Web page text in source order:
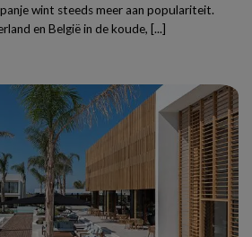
wint steeds meer aan populariteit.
en België in de koude, [...]